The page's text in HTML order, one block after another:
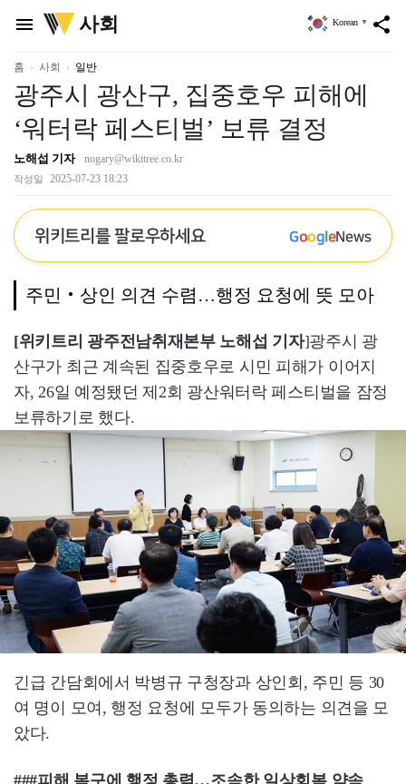
menu
위
키
리
사회 share
Korean ▼
홈 사회 일반
광주시 광산구, 집중호우 피해에
‘워터락 페스티벌’ 보류 결정
노해섭 기자 nogary@wikitree.co.kr
작성일 2025-07-23 18:23
위키트리를 팔로우하세요 GoogleNews
주민‧상인 의견 수렴…행정 요청에 뜻 모아
[위키트리 광주전남취재본부 노해섭 기자]광주시 광
산구가 최근 계속된 집중호우로 시민 피해가 이어지
자, 26일 예정됐던 제2회 광산워터락 페스티벌을 잠정
보류하기로 했다.
긴급 간담회에서 박병규 구청장과 상인회, 주민 등 30
여 명이 모여, 행정 요청에 모두가 동의하는 의견을 모
았다.
###피해 복구에 행정 총력…조속한 일상회복 약속